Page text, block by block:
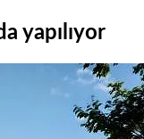
yapılıyor